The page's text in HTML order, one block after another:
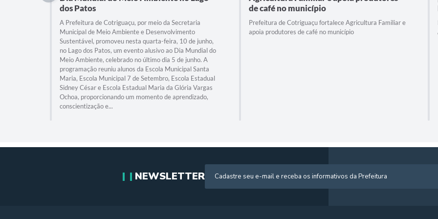
dos Patos
A Prefeitura de Cotriguaçu, por meio da Secretaria
Municipal de Meio Ambiente e Desenvolvimento
Sustentável, promoveu nesta quarta-feira, 10 de junho,
no Lago dos Patos, um evento alusivo ao Dia Mundial do
Meio Ambiente, celebrado no último dia 5 de junho. A
programação reuniu alunos da Escola Municipal Santa
Maria, Escola Municipal 7 de Setembro, Escola Estadual
Sidney César e Escola Estadual Maria da Glória Vargas
Ochoa, proporcionando um momento de aprendizado,
conscientização e...
de café no município
Prefeitura de Cotriguaçu fortalece Agricultura Familiar e
apoia produtores de café no município
NEWSLETTER